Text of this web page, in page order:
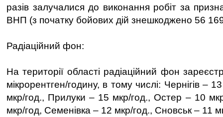
разів залучалися до виконання робіт за
ВНП (з початку бойових дій знешкоджено 56
Радіаційний фон:
На території області радіаційний фон
мікрорентген/годину, в тому числі: Чернігів –
мкр/год., Прилуки – 15 мкр/год., Остер – 10
мкр/год, Семенівка – 12 мкр/год., Сновськ – 11